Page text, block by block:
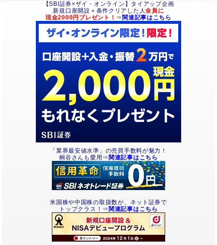
【SBI証券×ザイ・オンライン】タイアップ企画
新規口座開設＋条件クリアした人全員に
現金2000円プレゼント！ ⇒ 関連記事はこちら
「業界最安値水準」の売買手数料が魅力！
桐谷さんも愛用⇒ 関連記事はこちら
米国株や中国株の取扱数が、ネット証券で
トップクラス！⇒ 関連記事はこちら